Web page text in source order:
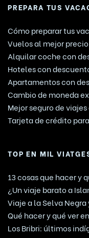
PREPARA TUS
Cómo preparar tus
Vuelos al mejor precio
Alquilar coche con
Hoteles con
Apartamentos con
Cambio de moneda
Mejor seguro de
Tarjeta de crédito
TOP EN MIL
13 cosas que hacer y
¿Un viaje barato a
Viaje a la Selva
Qué hacer y qué ver
Los Bribri: últimos